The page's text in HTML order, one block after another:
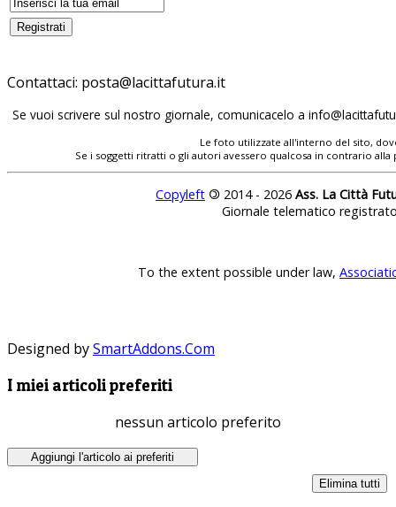
Contattaci: posta@lacittafutura.it
Se vuoi scrivere sul nostro giornale, comunicacelo a
Le foto utilizzate all'interno del sito,
Se i soggetti ritratti o gli autori avessero qualcosa in contrario
Copyleft © 2014 - 2026 Ass. La Città
Giornale telematico
To the extent possible under law,
Designed bySmartAddons.Com
I miei articoli preferiti
nessun articolo preferito